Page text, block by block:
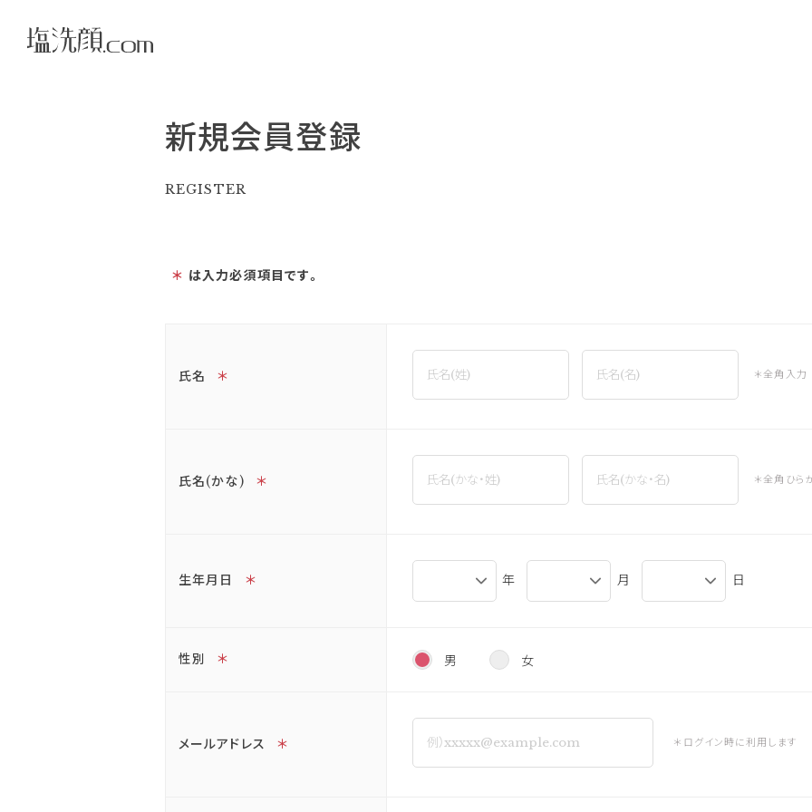
新規会員登録
REGISTER
＊ は入力必須項目です。
氏名 ＊ ＊全角入力
氏名(かな) ＊ ＊全角ひら
生年月日 ＊ 年 月 日
性別 ＊ 男 女
メールアドレス ＊ ＊ログイン時に利用します